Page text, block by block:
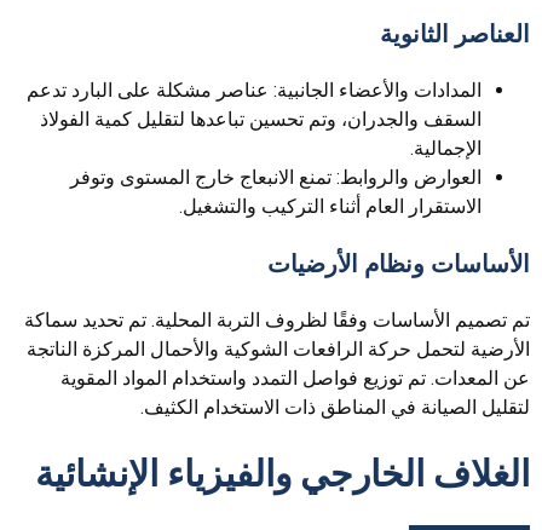
العناصر الثانوية
المدادات والأعضاء الجانبية: عناصر مشكلة على البارد تدعم
السقف والجدران، وتم تحسين تباعدها لتقليل كمية الفولاذ
الإجمالية.
العوارض والروابط: تمنع الانبعاج خارج المستوى وتوفر
الاستقرار العام أثناء التركيب والتشغيل.
الأساسات ونظام الأرضيات
تم تصميم الأساسات وفقًا لظروف التربة المحلية. تم تحديد سماكة
الأرضية لتحمل حركة الرافعات الشوكية والأحمال المركزة الناتجة
عن المعدات. تم توزيع فواصل التمدد واستخدام المواد المقوية
لتقليل الصيانة في المناطق ذات الاستخدام الكثيف.
الغلاف الخارجي والفيزياء الإنشائية